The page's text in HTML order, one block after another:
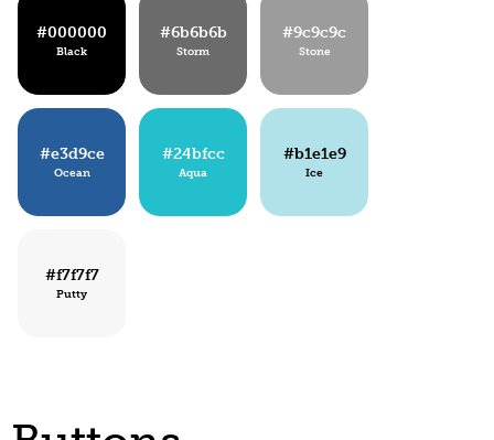
#000000
Black
#6b6b6b
Storm
#9c9c9c
Stone
#e3d9ce
Ocean
#24bfcc
Aqua
#b1e1e9
Ice
#f7f7f7
Putty